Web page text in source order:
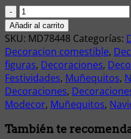
BUCHE
CHOCO
NEGRO
NAVIDAD
(3MOD)
C/42U
MODECOR
cantidad
Añadir al carrito
SKU: MD78448 Categorías:
Decoracion comestible,
figuras, Decoraciones,
Festividades, Muñequitos,
Decoraciones,
Modecor, Muñequitos,
También te